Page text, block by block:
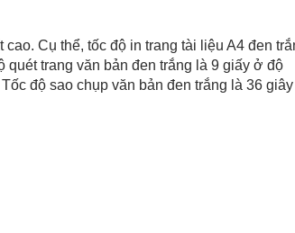
Cụ thể, tốc độ in trang tài liệu A4 đen
quét trang văn bản đen trắng là 9 giấy ở độ
độ sao chụp văn bản đen trắng là 36 giây